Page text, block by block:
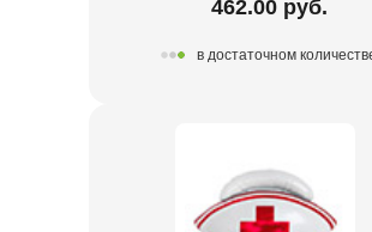
462.00 руб.
в достаточном